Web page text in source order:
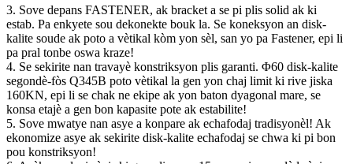
3. Sove depans FASTENER, ak bracket a se pi plis solid ak ki
estab. Pa enkyete sou dekonekte bouk la. Se koneksyon an disk-
kalite soude ak poto a vètikal kòm yon sèl, san yo pa Fastener, epi li
pa pral tonbe oswa kraze!
4. Se sekirite nan travayè konstriksyon plis garanti. Φ60 disk-kalite
segondè-fòs Q345B poto vètikal la gen yon chaj limit ki rive jiska
160KN, epi li se chak ne ekipe ak yon baton dyagonal mare, se
konsa etajè a gen bon kapasite pote ak estabilite!
5. Sove mwatye nan asye a konpare ak echafodaj tradisyonèl! Ak
ekonomize asye ak sekirite disk-kalite echafodaj se chwa ki pi bon
pou konstriksyon!